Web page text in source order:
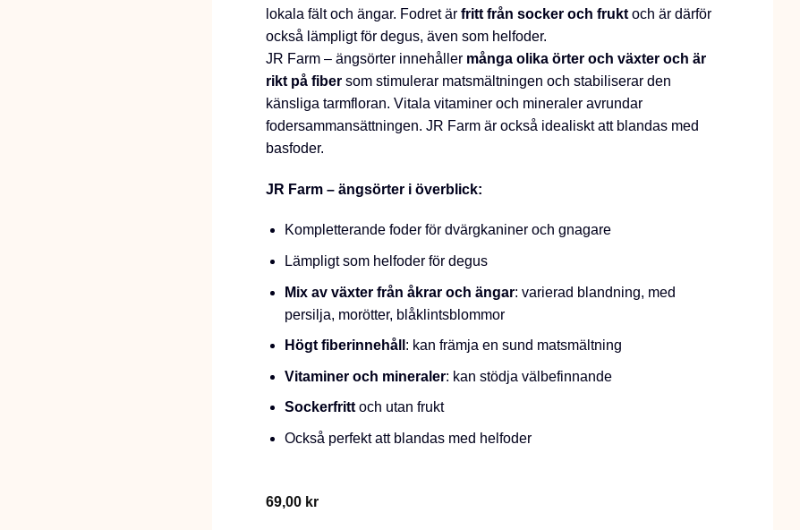
lokala fält och ängar. Fodret är fritt från socker och frukt och är därför
också lämpligt för degus, även som helfoder.
JR Farm – ängsörter innehåller många olika örter och växter och är
rikt på fiber som stimulerar matsmältningen och stabiliserar den
känsliga tarmfloran. Vitala vitaminer och mineraler avrundar
fodersammansättningen. JR Farm är också idealiskt att blandas med
basfoder.
JR Farm – ängsörter i överblick:
Kompletterande foder för dvärgkaniner och gnagare
Lämpligt som helfoder för degus
Mix av växter från åkrar och ängar: varierad blandning, med
persilja, morötter, blåklintsblommor
Högt fiberinnehåll : kan främja en sund matsmältning
Vitaminer och mineraler: kan stödja välbefinnande
Sockerfrittoch utan frukt
Också perfekt att blandas med helfoder
69,00 kr